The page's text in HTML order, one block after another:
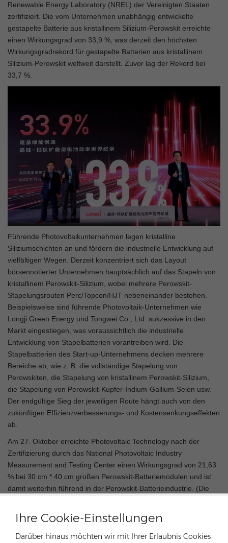
Ihre Cookie-Einstellungen
Darüber hinaus möchten wir mit Ihrer Erlaubnis Cookies
Renewable Energy Laboratory (NREL) der Vereinigten Staaten
zertifiziert. Die vom Unternehmen unabhängig entwickelte
gestapelte Batterie aus kristallinem Silizium-Perowskit erreichte
einen Wirkungsgrad von 33,9 %, was derzeit den höchsten
Wirkungsgradrekord für gestapelte Batterien aus kristallinem
Silizium-Perowskit weltweit darstellt. Zuvor lag der Rekord bei
33,7 %.
Führende Photovoltaikunternehmen legen kristalline
Siliziumschichten an und fördern die industrielle Entwicklung auf
vielfältigen Wegen. Derzeit konzentriert sich das Layout
börsennotierter Unternehmen hauptsächlich auf das Stapeln von
kristallinem Perowskit-Silizium, wobei mehrere Perowskit-
Stapelungsrouten Perc/Topcon/HJT nebeneinander bestehen.
Beispielsweise sind führende Photovoltaik-Unternehmen wie
Longji Green Energy und Tongwei Co., Ltd. sukzessive in den
Markt eingestiegen, was voraussichtlich die industrielle
Entwicklung von Stapelbatterien vorantreiben wird. Die
Stapelbatterien des Start-up-Unternehmens decken mehrere
Bereiche ab, wie z. B. die vollständige Stapelung von
Perowskiten, die Stapelung von kristallinem Perowskit-Silizium,
die Stapelung von Perowskit-Kupfer-Indium-Gallium-Selen usw.
Der endgültige Sieg der jeweiligen Route hängt auch von den
zukünftigen Effizienzverbesserungs- und Kostensenkungseffekten
ab.
Am 27. Oktober erreichte Photovoltaic Technology nach der
Zertifizierung durch das National Photovoltaic Industry
Measurement and Testing Center einen Wirkungsgrad von 21,63
% bei 30 cm * 40 cm großen Perowskit-Batteriemodulen und ist
damit weiterhin führend in der Perowskit-Batterieindustrie. (Die
Measurement and Testing Center)